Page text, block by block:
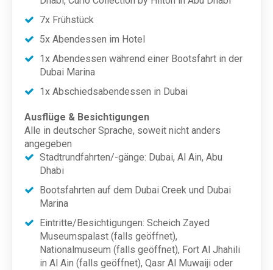
7x Frühstück
5x Abendessen im Hotel
1x Abendessen während einer Bootsfahrt in der
Dubai Marina
1x Abschiedsabendessen in Dubai
Ausflüge & Besichtigungen
Alle in deutscher Sprache, soweit nicht anders
angegeben
Stadtrundfahrten/-gänge: Dubai, Al Ain, Abu
Dhabi
Bootsfahrten auf dem Dubai Creek und Dubai
Marina
Eintritte/Besichtigungen: Scheich Zayed
Museumspalast (falls geöffnet),
Nationalmuseum (falls geöffnet), Fort Al Jhahili
in Al Ain (falls geöffnet), Qasr Al Muwaiji oder